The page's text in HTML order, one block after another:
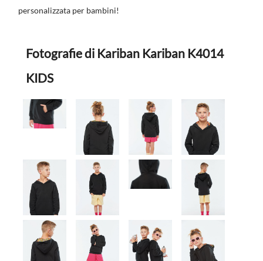
personalizzata per bambini!
Fotografie di Kariban Kariban K4014
KIDS